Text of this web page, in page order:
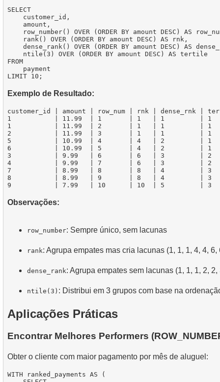
SELECT
    customer_id,
    amount,
row_number() OVER (ORDER BY amount DESC) AS
    rank() OVER (ORDER BY amount DESC) AS rnk,
dense_rank() OVER (ORDER BY amount DESC) AS
    ntile(3) OVER (ORDER BY amount DESC) AS tertile
FROM
    payment
Exemplo de Resultado:
customer_id | amount | row_num | rnk | dense_rnk |
1           | 11.99  | 1       | 1   | 1         | 1
1           | 11.99  | 2       | 1   | 1         | 1
2           | 11.99  | 3       | 1   | 1         | 1
5           | 10.99  | 4       | 4   | 2         | 1
6           | 10.99  | 5       | 4   | 2         | 1
3           | 9.99   | 6       | 6   | 3         | 2
4           | 9.99   | 7       | 6   | 3         | 2
7           | 8.99   | 8       | 8   | 4         | 3
8           | 8.99   | 9       | 8   | 4         | 3
Observações:
row_number: Sempre único, sem lacunas
rank: Agrupa empates mas cria lacunas (1, 1, 1, 4, 4, 6,
dense_rank: Agrupa empates sem lacunas (1, 1, 1, 2, 2,
ntile(3) : Distribui em 3 grupos com base na
Aplicações Práticas
Encontrar Melhores Performers
Obter o cliente com maior pagamento por mês de aluguel:
WITH ranked_payments AS (